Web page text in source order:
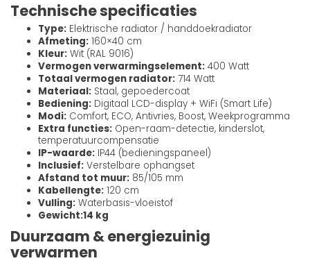
Technische specificaties
Type: Elektrische radiator / handdoekradiator
Afmeting: 160×40 cm
Kleur: Wit (RAL 9016)
Vermogen verwarmingselement: 400 Watt
Totaal vermogen radiator: 714 Watt
Materiaal: Staal, gepoedercoat
Bediening: Digitaal LCD-display + WiFi (Smart Life)
Modi: Comfort, ECO, Antivries, Boost, Weekprogramma
Extra functies: Open-raam-detectie, kinderslot,
temperatuurcompensatie
IP-waarde: IP44 (bedieningspaneel)
Inclusief: Verstelbare ophangset
Afstand tot muur: 85/105 mm
Kabellengte: 120 cm
Vulling: Waterbasis-vloeistof
Gewicht:14 kg
Duurzaam & energiezuinig
verwarmen